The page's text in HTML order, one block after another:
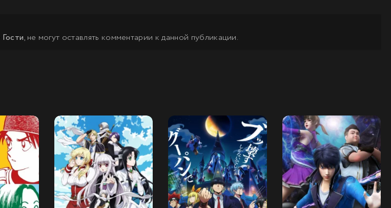
Гости, не могут оставлять комментарии к данной публикации.